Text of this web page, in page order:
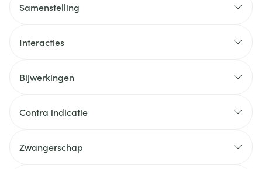
Samenstelling
natriumcalciumedetaat, trometamol,
zoutzuur, water voor injectie.
Interacties
Een geneesmiddel tegen hoge bloedsuikerwaarden
(metformine).
bloeddruk (een bètablokker of diureticum).
Bijwerkingen
Contra indicatie
Zwangerschap